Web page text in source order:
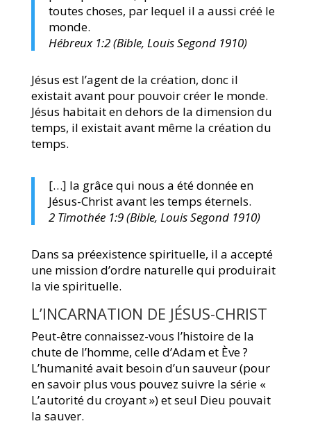
toutes choses, par lequel il a aussi créé le
monde.
Hébreux 1:2 (Bible, Louis Segond 1910)
Jésus est l’agent de la création, donc il
existait avant pour pouvoir créer le monde.
Jésus habitait en dehors de la dimension du
temps, il existait avant même la création du
temps.
[…] la grâce qui nous a été donnée en
Jésus-Christ avant les temps éternels.
2 Timothée 1:9 (Bible, Louis Segond 1910)
Dans sa préexistence spirituelle, il a accepté
une mission d’ordre naturelle qui produirait
la vie spirituelle.
L’INCARNATION DE JÉSUS-CHRIST
Peut-être connaissez-vous l’histoire de la
chute de l’homme, celle d’Adam et Ève ?
L’humanité avait besoin d’un sauveur (pour
en savoir plus vous pouvez suivre la série «
L’autorité du croyant ») et seul Dieu pouvait
la sauver.